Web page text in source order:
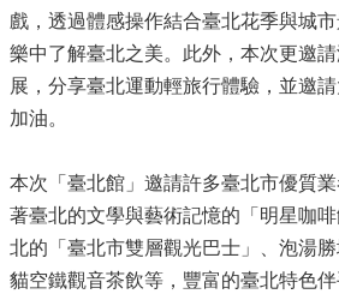
戲，透過體感操作結合臺北花季與城
樂中了解臺北之美。此外，本次更邀
展，分享臺北運動輕旅行體驗，並邀
加油。
本次「臺北館」邀請許多臺北市優質
著臺北的文學與藝術記憶的「明星咖
北的「臺北市雙層觀光巴士」、泡湯
貓空鐵觀音茶飲等，豐富的臺北特色